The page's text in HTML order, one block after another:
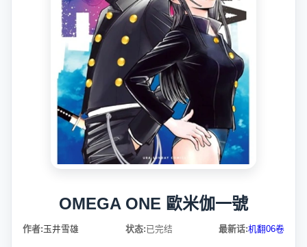
OMEGA ONE 歐米伽一號
作者:玉井雪雄 状态:已完结 最新话:机翻06卷